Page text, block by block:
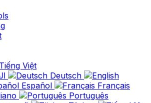
Tiếng Việt
Deutsch
Español
Français
Português